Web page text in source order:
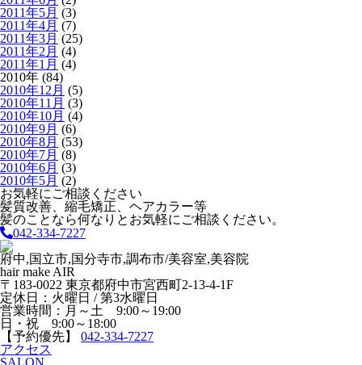
2011年5月 (3)
2011年4月 (7)
2011年3月 (25)
2011年2月 (4)
2011年1月 (4)
2010年 (84)
2010年12月 (5)
2010年11月 (3)
2010年10月 (4)
2010年9月 (6)
2010年8月 (53)
2010年7月 (8)
2010年6月 (3)
2010年5月 (2)
お気軽にご相談ください
髪質改善、縮毛矯正、ヘアカラー等
髪のことなら何なりとお気軽にご相談ください。
042-334-7227
府中,国立市,国分寺市,調布市/美容室,美容院
hair make AIR
〒183-0022 東京都府中市宮西町2-13-4-1F
定休日：火曜日 / 第3水曜日
営業時間：月～土 9:00～19:00
日・祝 9:00～18:00
【予約優先】 042-334-7227
アクセス
SALON